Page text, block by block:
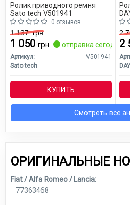
Ролик приводного ремня
Sato tech V501941
0 отзывов
1 137грн.
1 050 грн. отправка сегодня
Артикул:
V501941
Sato tech
КУПИТЬ
2
2
Смотреть все
ОРИГИНАЛЬНЫЕ
Fiat / Alfa Romeo / Lancia:
77363468